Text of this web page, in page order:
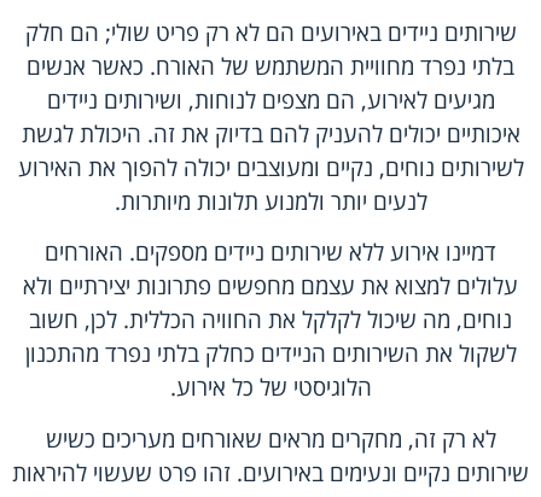
שירותים ניידים באירועים הם לא רק פריט שולי; הם חלק
בלתי נפרד מחוויית המשתמש של האורח. כאשר אנשים
מגיעים לאירוע, הם מצפים לנוחות, ושירותים ניידים
איכותיים יכולים להעניק להם בדיוק את זה. היכולת לגשת
לשירותים נוחים, נקיים ומעוצבים יכולה להפוך את האירוע
לנעים יותר ולמנוע תלונות מיותרות.
דמיינו אירוע ללא שירותים ניידים מספקים. האורחים
עלולים למצוא את עצמם מחפשים פתרונות יצירתיים ולא
נוחים, מה שיכול לקלקל את החוויה הכללית. לכן, חשוב
לשקול את השירותים הניידים כחלק בלתי נפרד מהתכנון
הלוגיסטי של כל אירוע.
לא רק זה, מחקרים מראים שאורחים מעריכים כשיש
שירותים נקיים ונעימים באירועים. זהו פרט שעשוי להיראות